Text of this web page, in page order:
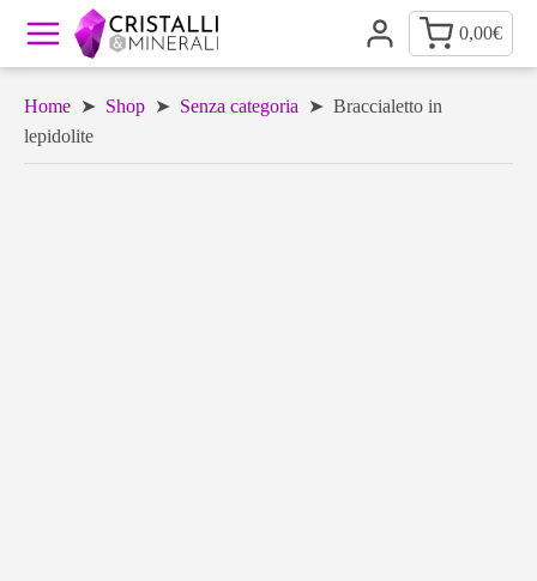
0,00€
Home ➤ Shop ➤ Senza categoria ➤ Braccialetto in
lepidolite